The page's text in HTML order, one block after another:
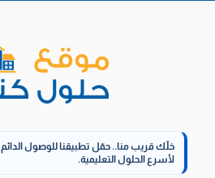
خلّك قريب منا.. حمّل تطبيقنا للوصول الدائم
لأسرع الحلول التعليمية.